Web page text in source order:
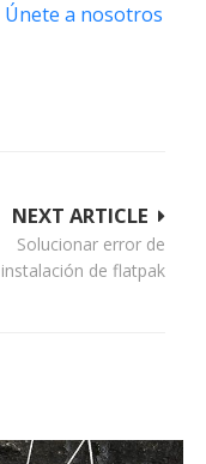
Únete a nosotros
NEXT ARTICLE
Solucionar error de
instalación de flatpak